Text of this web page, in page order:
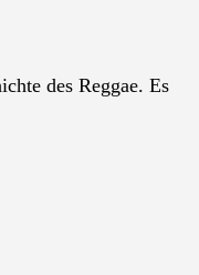
des Reggae. Es